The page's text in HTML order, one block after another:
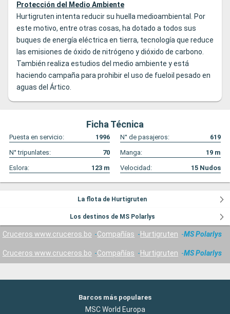
Protección del Medio Ambiente
Hurtigruten intenta reducir su huella medioambiental. Por
este motivo, entre otras cosas, ha dotado a todos sus
buques de energía eléctrica en tierra, tecnología que reduce
las emisiones de óxido de nitrógeno y dióxido de carbono.
También realiza estudios del medio ambiente y está
haciendo campaña para prohibir el uso de fueloil pesado en
aguas del Ártico.
Ficha Técnica
Puesta en servicio: 1996 N° de pasajeros:
619
N° tripunlates:
70 Manga: 19 m
Eslora:
123 m Velocidad: 15 Nudos
La flota de Hurtigruten
Los destinos de MS Polarlys
Cruceros www.cruceros.bo Compañías Hurtigruten MS Polarlys
Cruceros www.cruceros.bo Compañías Hurtigruten MS Polarlys
Barcos más populares
MSC World Europa